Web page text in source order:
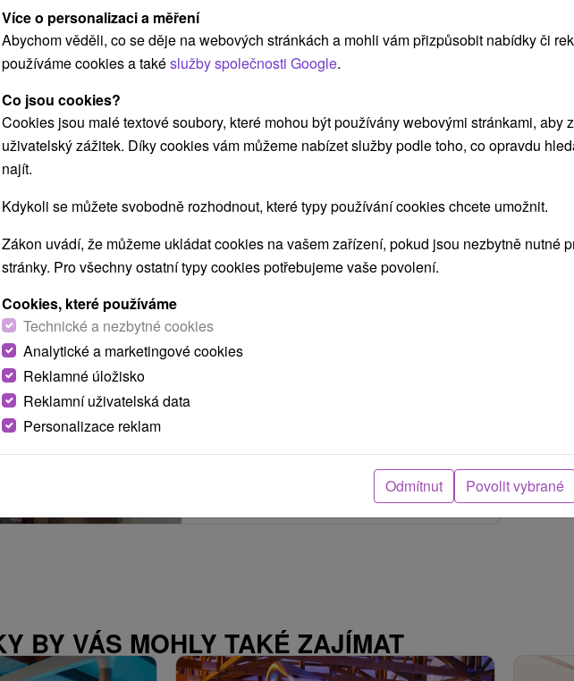
Rekreačný domček na Zamagurí v blízkosti
Rekreačný domček Oravec Červený
Kláštor
ZOBRAZIT
BY VÁS MOHLY TAKÉ ZAJÍMAT
Více o personalizaci a měření
Abychom věděli, co se děje na webových stránkách a mohli vám přizpůsobit nabídky či
používáme cookies a takéslužby společnosti Google.
Co jsou cookies?
Cookies jsou malé textové soubory, které mohou být používány webovými stránkami, aby
uživatelský zážitek. Díky cookies vám můžeme nabízet služby podle toho, co opravdu
najít.
Kdykoli se můžete svobodně rozhodnout, které typy používání cookies chcete umožnit.
Zákon uvádí, že můžeme ukládat cookies na vašem zařízení, pokud jsou nezbytně nutné
stránky. Pro všechny ostatní typy cookies potřebujeme vaše povolení.
Cookies, které používáme
Technické a nezbytné cookies
Analytické a marketingové cookies
Reklamné úložisko
Reklamní uživatelská data
Personalizace reklam
Odmítnut Povolit vybrané